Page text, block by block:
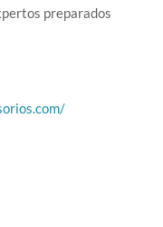
preparados